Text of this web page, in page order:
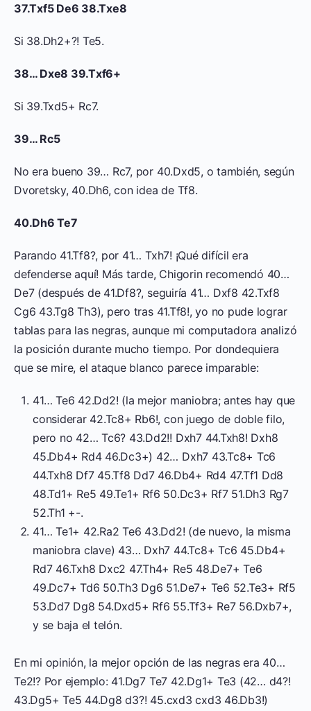
37.Txf5 De6 38.Txe8
Si 38.Dh2+?! Te5.
38… Dxe8 39.Txf6+
Si 39.Txd5+ Rc7.
39… Rc5
No era bueno 39… Rc7, por 40.Dxd5, o también, según
Dvoretsky, 40.Dh6, con idea de Tf8.
40.Dh6 Te7
Parando 41.Tf8?, por 41… Txh7! ¡Qué difícil era
defenderse aquí! Más tarde, Chigorin recomendó 40…
De7 (después de 41.Df8?, seguiría 41… Dxf8 42.Txf8
Cg6 43.Tg8 Th3), pero tras 41.Tf8!, yo no pude lograr
tablas para las negras, aunque mi computadora analizó
la posición durante mucho tiempo. Por dondequiera
que se mire, el ataque blanco parece imparable:
41… Te6 42.Dd2! (la mejor maniobra; antes hay que
considerar 42.Tc8+ Rb6!, con juego de doble filo,
pero no 42… Tc6? 43.Dd2!! Dxh7 44.Txh8! Dxh8
45.Db4+ Rd4 46.Dc3+) 42… Dxh7 43.Tc8+ Tc6
44.Txh8 Df7 45.Tf8 Dd7 46.Db4+ Rd4 47.Tf1 Dd8
48.Td1+ Re5 49.Te1+ Rf6 50.Dc3+ Rf7 51.Dh3 Rg7
52.Th1 +-.
41… Te1+ 42.Ra2 Te6 43.Dd2! (de nuevo, la misma
maniobra clave) 43… Dxh7 44.Tc8+ Tc6 45.Db4+
Rd7 46.Txh8 Dxc2 47.Th4+ Re5 48.De7+ Te6
49.Dc7+ Td6 50.Th3 Dg6 51.De7+ Te6 52.Te3+ Rf5
53.Dd7 Dg8 54.Dxd5+ Rf6 55.Tf3+ Re7 56.Dxb7+,
y se baja el telón.
En mi opinión, la mejor opción de las negras era 40…
Te2!? Por ejemplo: 41.Dg7 Te7 42.Dg1+ Te3 (42… d4?!
43.Dg5+ Te5 44.Dg8 d3?! 45.cxd3 cxd3 46.Db3!)